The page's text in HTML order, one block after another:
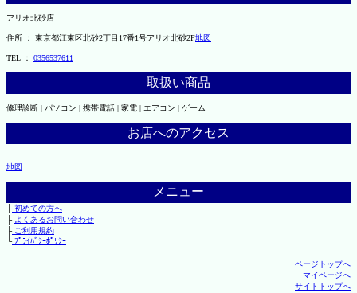
アリオ北砂店
住所 ： 東京都江東区北砂2丁目17番1号アリオ北砂2F地図
TEL ： 0356537611
取扱い商品
修理診断 | パソコン | 携帯電話 | 家電 | エアコン | ゲーム
お店へのアクセス
地図
メニュー
├初めての方へ
├ よくあるお問い合わせ
├ご利用規約
└ﾌﾟﾗｲﾊﾞｼｰﾎﾟﾘｼｰ
ページトップへ
マイページへ
サイトトップへ